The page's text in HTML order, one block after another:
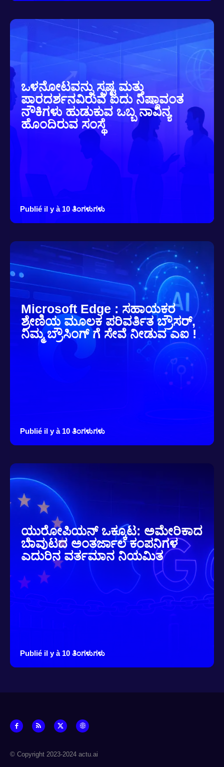
ಒಳನೋಟವನ್ನು ಸ್ಪಷ್ಟ ಮತ್ತು
ಪಾರದರ್ಶನವಿರುವ ಐದು ನಿಷ್ಠಾವಂತ
ನೌಕಿಗಳು ಹುಡುಕುವ ಒಬ್ಬ ನಾವಿನ್ಯ
ಹೊಂದಿರುವ ಸಂಸ್ಥೆ
Publié il y à 10 ತಿಂಗಳುಗಳು
Microsoft Edge : ಸಹಾಯಕರ
ಶ್ರೇಣಿಯ ಮೂಲಕ ಪರಿವರ್ತಿತ ಬ್ರೌಸರ್,
ನಿಮ್ಮ ಬ್ರೌಸಿಂಗ್ ಗೆ ಸೇವೆ ನೀಡುವ ಎಐ !
Publié il y à 10 ತಿಂಗಳುಗಳು
ಯುರೋಪಿಯನ್ ಒಕ್ಕೂಟ: ಅಮೇರಿಕಾದ
ಬೆಾವುಟದ ಅಂತರ್ಜಾಲ ಕಂಪನಿಗಳ
ಎದುರಿನ ವರ್ತಮಾನ ನಿಯಮಿತ
Publié il y à 10 ತಿಂಗಳುಗಳು
© Copyright 2023-2024 actu.ai